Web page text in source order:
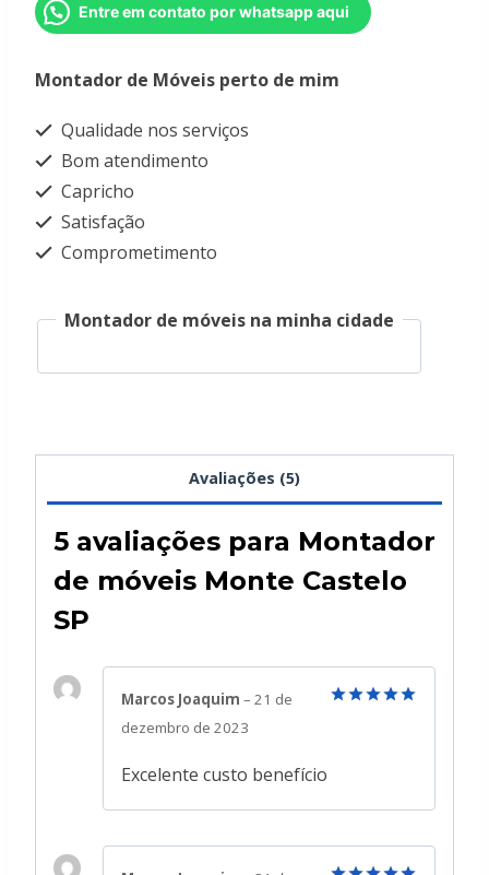
Entre em contato por whatsapp aqui
Montador de Móveis perto de mim
Qualidade nos serviços
Bom atendimento
Capricho
Satisfação
Comprometimento
Montador de móveis na minha cidade
Avaliações (5)
5 avaliações para Montador
de móveis Monte Castelo
SP
Marcos Joaquim – 21 de
dezembro de 2023
Excelente custo benefício